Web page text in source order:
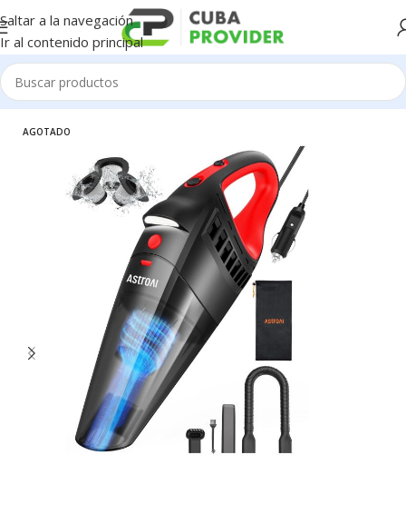
Saltar a la navegación
Ir al contenido principal
Inicio/Automotriz
AGOTADO